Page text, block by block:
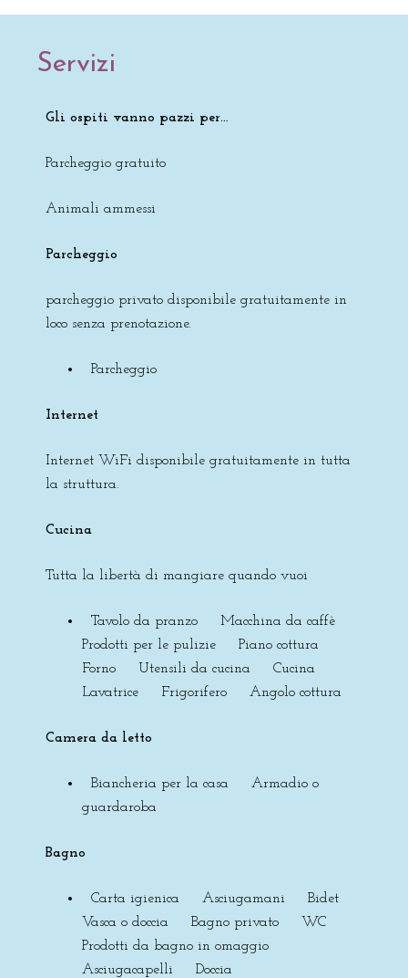
Servizi
Gli ospiti vanno pazzi per…
Parcheggio gratuito
Animali ammessi
Parcheggio
parcheggio privato disponibile gratuitamente in
loco senza prenotazione.
Parcheggio
Internet
Internet WiFi disponibile gratuitamente in tutta
la struttura.
Cucina
Tutta la libertà di mangiare quando vuoi
Tavolo da pranzo Macchina da caffè
Prodotti per le pulizie Piano cottura
Forno Utensili da cucina Cucina
Lavatrice Frigorifero Angolo cottura
Camera da letto
Biancheria per la casa Armadio o
guardaroba
Bagno
Carta igienica Asciugamani Bidet
Vasca o doccia Bagno privato WC
Prodotti da bagno in omaggio
Asciugacapelli Doccia